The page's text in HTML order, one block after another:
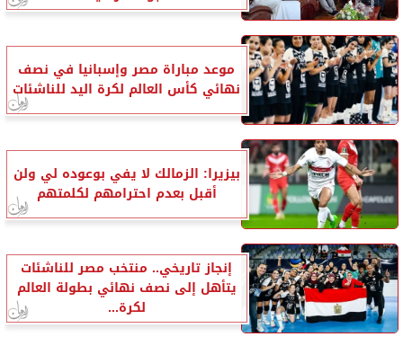
موعد مباراة مصر وإسبانيا في نصف
نهائي كأس العالم لكرة اليد للناشئات
بيزيرا: الزمالك لا يفي بوعوده لي ولن
أقبل بعدم احترامهم لكلمتهم
إنجاز تاريخي.. منتخب مصر للناشئات
يتأهل إلى نصف نهائي بطولة العالم
لكرة...